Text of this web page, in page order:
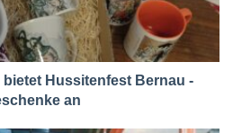
Hussitenfest Bernau -
an